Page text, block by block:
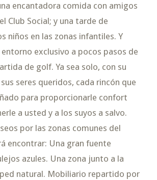
encantadora comida con amigos
Club Social; y una tarde de
niños en las zonas infantiles. Y
exclusivo a pocos pasos de
de golf. Ya sea solo, con su
seres queridos, cada rincón que
para proporcionarle confort
a usted y a los suyos a salvo.
por las zonas comunes del
encontrar: Una gran fuente
azules. Una zona junto a la
natural. Mobiliario repartido por